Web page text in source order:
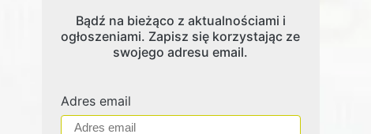
Bądź na bieżąco z aktualnościami i
ogłoszeniami. Zapisz się korzystając ze
swojego adresu email.
Adres email